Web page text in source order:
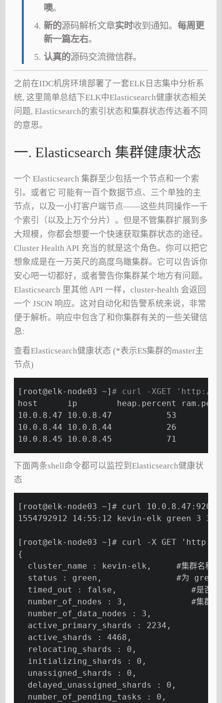
噢。
新的源码解析文章实时收到通知。每周更
新一篇左右。
认真的源码交流微信群。
之前在IDC机房环境部署了一套ELK日志集中分析系
统, 这里简单总结下ELK中Elasticsearch健康状态相关
问题, Elasticsearch的索引状态和集群状态传达着不同
的意思。
一. Elasticsearch 集群健康状态
一个 Elasticsearch 集群至少包括一个节点和一个索
引。或者它 可能有一百个数据节点、三个单独的主
节点，以及一小打客户端节点——这些共同操作一千
个索引（以及上万个分片）。但是不管集群扩展到多
大规模，你都会想要一个快速获取集群状态的途径。
Cluster Health API 充当的就是这个角色。你可以把它
想象成是在一万英尺的高度鸟瞰集群。它可以告诉你
安心吧一切都好，或者警告你集群某个地方有问题。
Elasticsearch 里其他 API 一样，cluster-health 会返回
一个 JSON 响应。这对自动化和告警系统来说，非常
便于解析。响应中包含了和你集群有关的一些关键信
息:
查看Elasticsearch健康状态 (*表示ES集群的master主
节点)
[root@elk-node03 ~]# curl -XGET 'http://
host      ip        heap.percent
10.0.8.47 10.0.8.47           53
10.0.8.44 10.0.8.44           26
10.0.8.45 10.0.8.45           71
下面两条shell命令都可以监控到Elasticsearch健康状
态
[root@elk-node03 ~]# curl
1554792912 14:55:12 kevin-elk green 3 3
[root@elk-node03 ~]# curl -X GET
{
  cluster_name : kevin-elk,     #集群名称
status : green,               #为 green
timed_out : false,               #是否有
number_of_nodes : 3,             #集群中
  number_of_data_nodes : 3,
  active_primary_shards : 2234,
  active_shards : 4468,
  relocating_shards : 0,
  initializing_shards : 0,
  unassigned_shards : 0,
  delayed_unassigned_shards : 0,
  number_of_pending_tasks : 0,